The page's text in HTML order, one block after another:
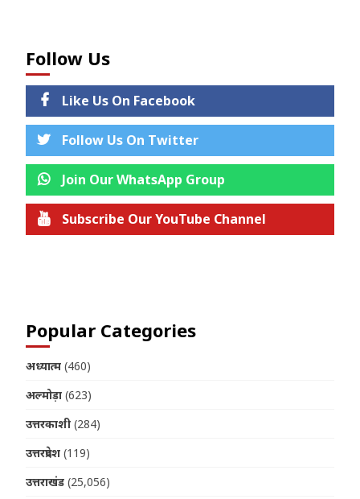
Follow Us
Like Us On Facebook
Follow Us On Twitter
Join Our WhatsApp Group
Subscribe Our YouTube Channel
Popular Categories
अध्यात्म (460)
अल्मोड़ा (623)
उत्तरकाशी (284)
उत्तरप्रदेश (119)
उत्तराखंड (25,056)